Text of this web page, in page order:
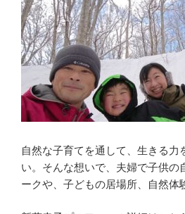
自然な子育てを通して、生きる力
い。そんな想いで、夫婦で子供の
ークや、子どもの居場所、自然体